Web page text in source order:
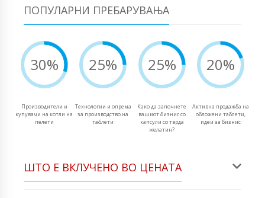
ПОПУЛАРНИ ПРЕБАРУВАЊА
30%
Производители и
купувачи на котли на
пелети
25%
Технологии и опрема
за производство на
таблети
25%
Како да започнете
вашиот бизнис со
капсули со тврда
желатин?
20%
Активна продажба на
обложени таблети,
идеи за бизнис
ШТО Е ВКЛУЧЕНО ВО ЦЕНАТА